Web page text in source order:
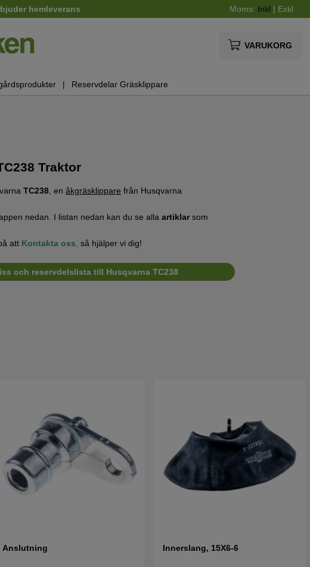
hemleverans Moms: Inkl | Exkl
VARUKORG
Reservdelar Gräsklippare
Traktor
TC238, en åkgräsklippare från Husqvarna
nedan. I listan nedan kan du se alla artiklarsom
att Kontakta oss, så hjälper vi dig!
och reservdelslista till Husqvarna TC238
Anslutning Innerslang, 15X6-6